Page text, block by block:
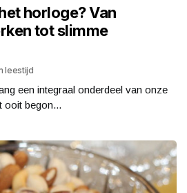
horloge? Van
tot slimme
leestijd
een integraal onderdeel van onze
ooit begon...